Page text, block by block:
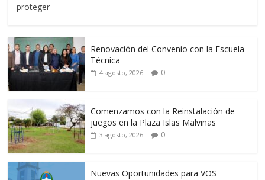
proteger
Renovación del Convenio con la Escuela
Técnica
4 agosto, 2026 0
Comenzamos con la Reinstalación de
juegos en la Plaza Islas Malvinas
3 agosto, 2026 0
Nuevas Oportunidades para VOS